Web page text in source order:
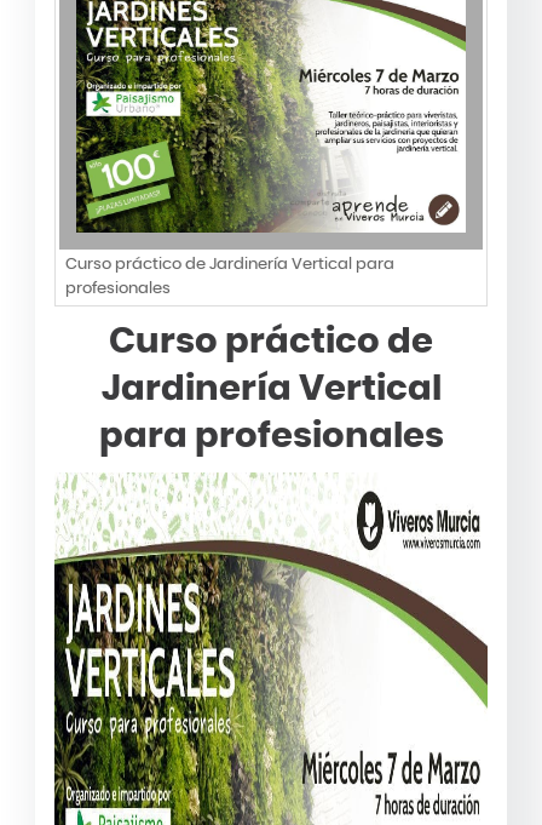
Curso práctico de Jardinería Vertical para
profesionales
Curso práctico de
Jardinería Vertical
para profesionales